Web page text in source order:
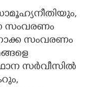
സംവരണം
സംവരണം
സർവീസിൽ